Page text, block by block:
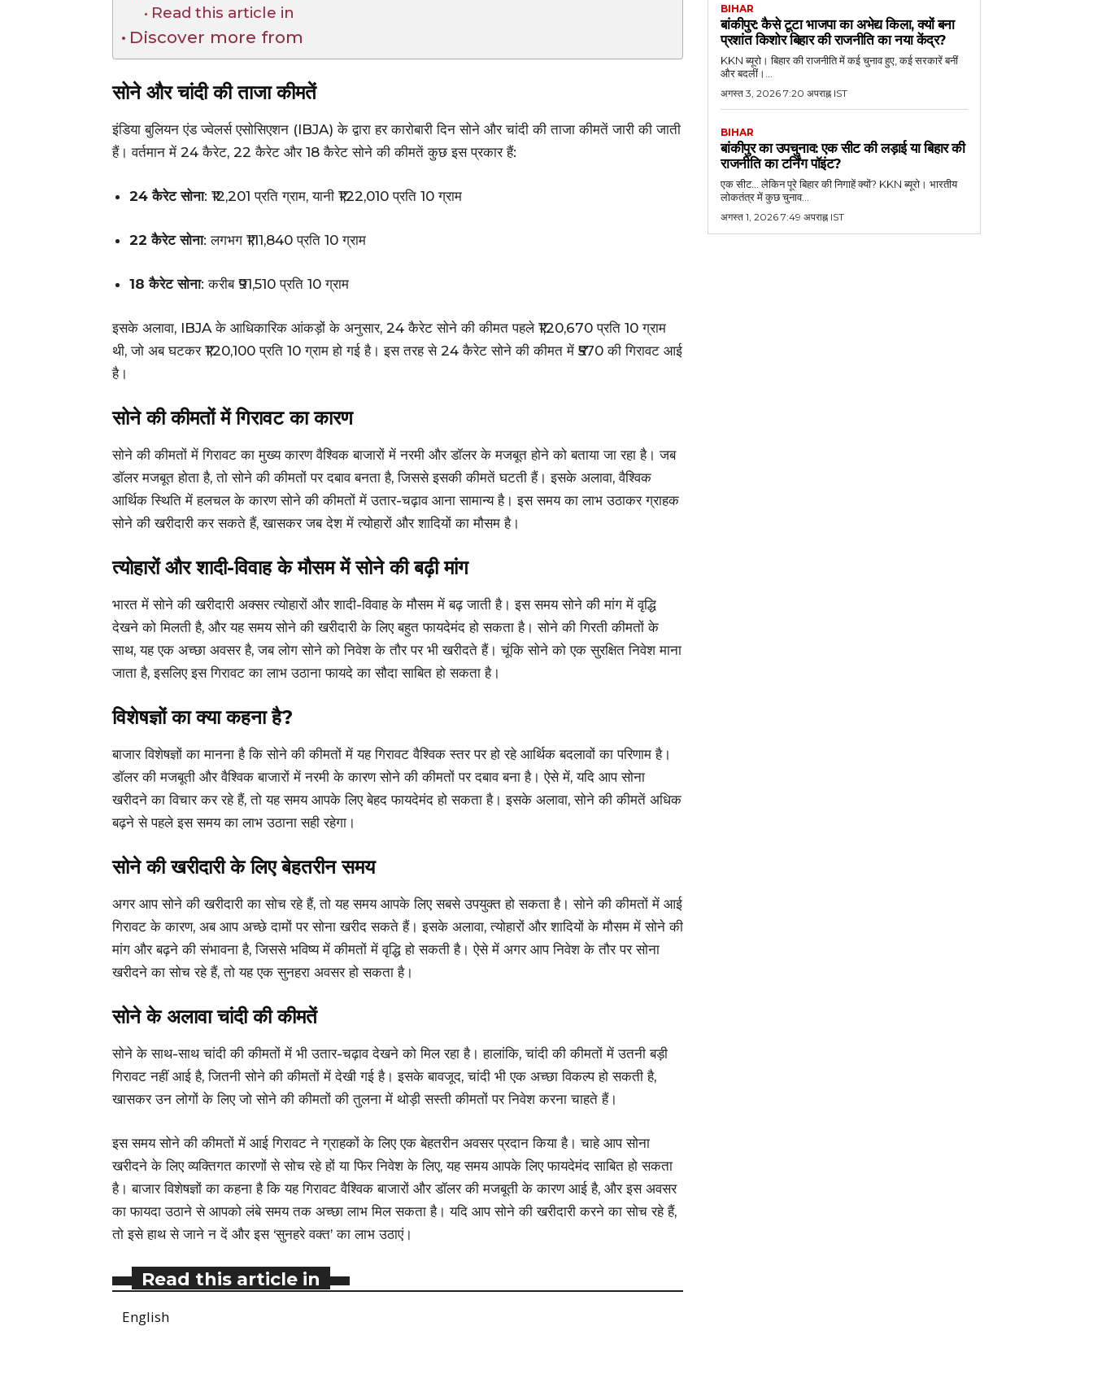
Read this article in
Discover more from
सोने और चांदी की ताजा कीमतें
इंडिया बुलियन एंड ज्वेलर्स एसोसिएशन (IBJA) के द्वारा हर कारोबारी दिन सोने और चांदी की ताजा कीमतें जारी की जाती
हैं। वर्तमान में 24 कैरेट, 22 कैरेट और 18 कैरेट सोने की कीमतें कुछ इस प्रकार हैं:
24 कैरेट सोना: ₹12,201 प्रति ग्राम, यानी ₹1,22,010 प्रति 10 ग्राम
22 कैरेट सोना: लगभग ₹1,11,840 प्रति 10 ग्राम
18 कैरेट सोना: करीब ₹91,510 प्रति 10 ग्राम
इसके अलावा, IBJA के आधिकारिक आंकड़ों के अनुसार, 24 कैरेट सोने की कीमत पहले ₹1,20,670 प्रति 10 ग्राम
थी, जो अब घटकर ₹1,20,100 प्रति 10 ग्राम हो गई है। इस तरह से 24 कैरेट सोने की कीमत में ₹570 की गिरावट आई
है।
सोने की कीमतों में गिरावट का कारण
सोने की कीमतों में गिरावट का मुख्य कारण वैश्विक बाजारों में नरमी और डॉलर के मजबूत होने को बताया जा रहा है। जब
डॉलर मजबूत होता है, तो सोने की कीमतों पर दबाव बनता है, जिससे इसकी कीमतें घटती हैं। इसके अलावा, वैश्विक
आर्थिक स्थिति में हलचल के कारण सोने की कीमतों में उतार-चढ़ाव आना सामान्य है। इस समय का लाभ उठाकर ग्राहक
सोने की खरीदारी कर सकते हैं, खासकर जब देश में त्योहारों और शादियों का मौसम है।
त्योहारों और शादी-विवाह के मौसम में सोने की बढ़ी मांग
भारत में सोने की खरीदारी अक्सर त्योहारों और शादी-विवाह के मौसम में बढ़ जाती है। इस समय सोने की मांग में वृद्धि
देखने को मिलती है, और यह समय सोने की खरीदारी के लिए बहुत फायदेमंद हो सकता है। सोने की गिरती कीमतों के
साथ, यह एक अच्छा अवसर है, जब लोग सोने को निवेश के तौर पर भी खरीदते हैं। चूंकि सोने को एक सुरक्षित निवेश माना
जाता है, इसलिए इस गिरावट का लाभ उठाना फायदे का सौदा साबित हो सकता है।
विशेषज्ञों का क्या कहना है?
बाजार विशेषज्ञों का मानना है कि सोने की कीमतों में यह गिरावट वैश्विक स्तर पर हो रहे आर्थिक बदलावों का परिणाम है।
डॉलर की मजबूती और वैश्विक बाजारों में नरमी के कारण सोने की कीमतों पर दबाव बना है। ऐसे में, यदि आप सोना
खरीदने का विचार कर रहे हैं, तो यह समय आपके लिए बेहद फायदेमंद हो सकता है। इसके अलावा, सोने की कीमतें अधिक
बढ़ने से पहले इस समय का लाभ उठाना सही रहेगा।
सोने की खरीदारी के लिए बेहतरीन समय
अगर आप सोने की खरीदारी का सोच रहे हैं, तो यह समय आपके लिए सबसे उपयुक्त हो सकता है। सोने की कीमतों में आई
गिरावट के कारण, अब आप अच्छे दामों पर सोना खरीद सकते हैं। इसके अलावा, त्योहारों और शादियों के मौसम में सोने की
मांग और बढ़ने की संभावना है, जिससे भविष्य में कीमतों में वृद्धि हो सकती है। ऐसे में अगर आप निवेश के तौर पर सोना
खरीदने का सोच रहे हैं, तो यह एक सुनहरा अवसर हो सकता है।
सोने के अलावा चांदी की कीमतें
सोने के साथ-साथ चांदी की कीमतों में भी उतार-चढ़ाव देखने को मिल रहा है। हालांकि, चांदी की कीमतों में उतनी बड़ी
गिरावट नहीं आई है, जितनी सोने की कीमतों में देखी गई है। इसके बावजूद, चांदी भी एक अच्छा विकल्प हो सकती है,
खासकर उन लोगों के लिए जो सोने की कीमतों की तुलना में थोड़ी सस्ती कीमतों पर निवेश करना चाहते हैं।
इस समय सोने की कीमतों में आई गिरावट ने ग्राहकों के लिए एक बेहतरीन अवसर प्रदान किया है। चाहे आप सोना
खरीदने के लिए व्यक्तिगत कारणों से सोच रहे हों या फिर निवेश के लिए, यह समय आपके लिए फायदेमंद साबित हो सकता
है। बाजार विशेषज्ञों का कहना है कि यह गिरावट वैश्विक बाजारों और डॉलर की मजबूती के कारण आई है, और इस अवसर
का फायदा उठाने से आपको लंबे समय तक अच्छा लाभ मिल सकता है। यदि आप सोने की खरीदारी करने का सोच रहे हैं,
तो इसे हाथ से जाने न दें और इस ‘सुनहरे वक्त’ का लाभ उठाएं।
Read this article in
English
BIHAR
बांकीपुर: कैसे टूटा भाजपा का अभेद्य किला, क्यों बना
प्रशांत किशोर बिहार की राजनीति का नया केंद्र?
KKN ब्यूरो। बिहार की राजनीति में कई चुनाव हुए, कई सरकारें बनीं
और बदलीं।...
अगस्त 3, 2026 7:20 अपराह्न IST
BIHAR
बांकीपुर का उपचुनाव: एक सीट की लड़ाई या बिहार की
राजनीति का टर्निंग पॉइंट?
एक सीट... लेकिन पूरे बिहार की निगाहें क्यों? KKN ब्यूरो। भारतीय
लोकतंत्र में कुछ चुनाव...
अगस्त 1, 2026 7:49 अपराह्न IST